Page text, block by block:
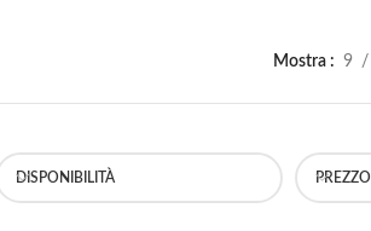
Mostra 9
DISPONIBILITÀ PREZZO